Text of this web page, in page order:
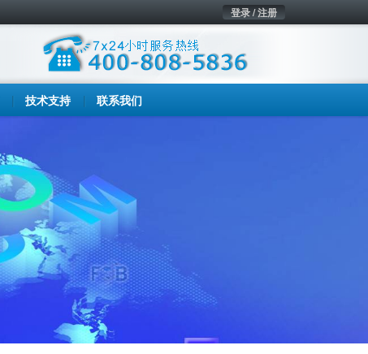
登录 / 注册
技术支持 联系我们